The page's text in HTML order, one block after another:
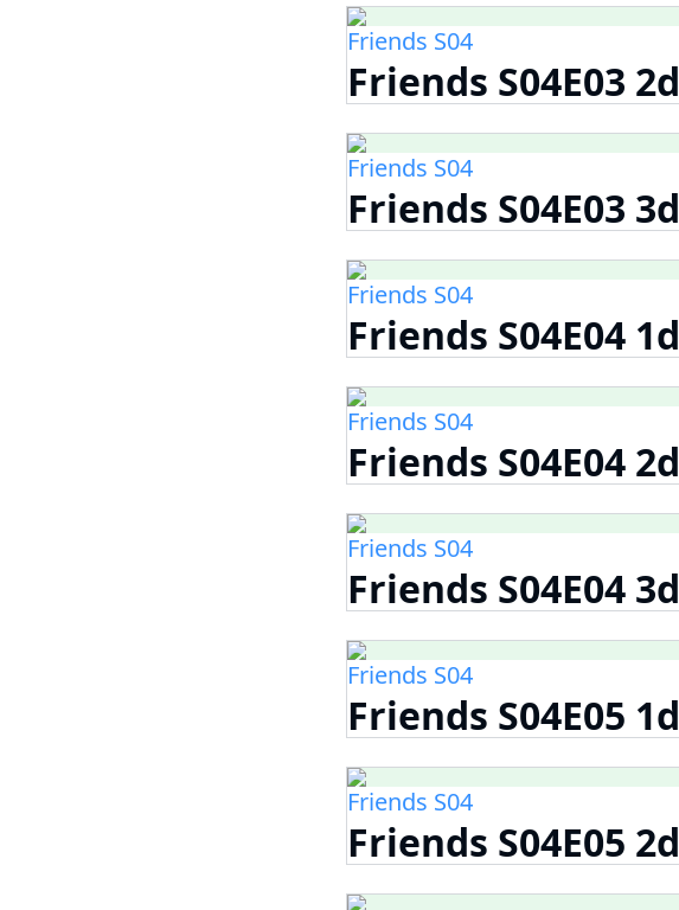
Friends S04
Friends S04E03 2d
Friends S04
Friends S04E03 3d
Friends S04
Friends S04E04 1d
Friends S04
Friends S04E04 2d
Friends S04
Friends S04E04 3d
Friends S04
Friends S04E05 1d
Friends S04
Friends S04E05 2d